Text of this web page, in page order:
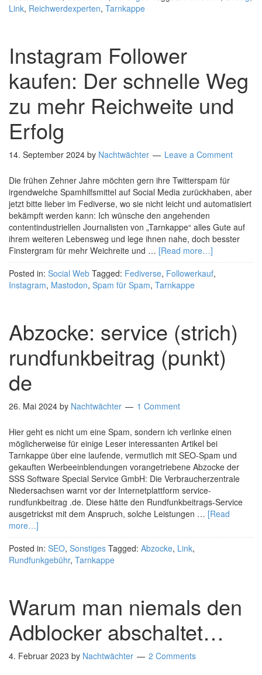
Link, Reichwerdexperten, Tarnkappe
Instagram Follower
kaufen: Der schnelle Weg
zu mehr Reichweite und
Erfolg
14. September 2024 by Nachtwächter Leave a Comment
Die frühen Zehner Jahre möchten gern ihre Twitterspam für
irgendwelche Spamhilfsmittel auf Social Media zurückhaben, aber
jetzt bitte lieber im Fediverse, wo sie nicht leicht und automatisiert
bekämpft werden kann: Ich wünsche den angehenden
contentindustriellen Journalisten von „Tarnkappe“ alles Gute auf
ihrem weiteren Lebensweg und lege ihnen nahe, doch besster
Finstergram für mehr Weichreite und … [Read more…]
Posted in: Social Web Tagged: Fediverse, Followerkauf,
Instagram, Mastodon, Spam für Spam, Tarnkappe
Abzocke: service (strich)
rundfunkbeitrag (punkt)
de
26. Mai 2024 by Nachtwächter 1 Comment
Hier geht es nicht um eine Spam, sondern ich verlinke einen
möglicherweise für einige Leser interessanten Artikel bei
Tarnkappe über eine laufende, vermutlich mit SEO-Spam und
gekauften Werbeeinblendungen vorangetriebene Abzocke der
SSS Software Special Service GmbH: Die Verbraucherzentrale
Niedersachsen warnt vor der Internetplattform service-
rundfunkbeitrag .de. Diese hätte den Rundfunkbeitrags-Service
ausgetrickst mit dem Anspruch, solche Leistungen … [Read
more…]
Posted in: SEO, Sonstiges Tagged: Abzocke, Link,
Rundfunkgebühr, Tarnkappe
Warum man niemals den
Adblocker abschaltet…
4. Februar 2023 by Nachtwächter 2 Comments